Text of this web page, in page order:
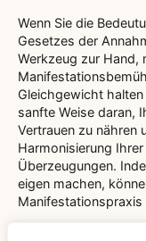
Wenn Sie die
Gesetzes der
Werkzeug zur Hand,
Gleichgewicht halten
sanfte Weise daran,
Vertrauen zu nähren
Harmonisierung
Überzeugungen.
eigen machen,
Manifestationspraxis